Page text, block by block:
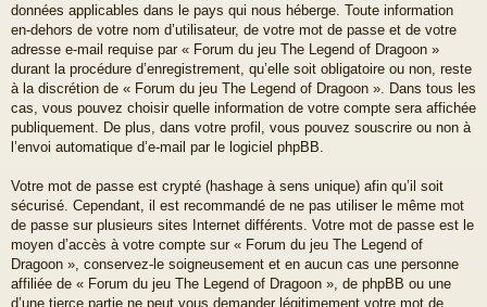
données applicables dans le pays qui nous héberge. Toute information
en-dehors de votre nom d’utilisateur, de votre mot de passe et de votre
adresse e-mail requise par « Forum du jeu The Legend of Dragoon »
durant la procédure d’enregistrement, qu’elle soit obligatoire ou non, reste
à la discrétion de « Forum du jeu The Legend of Dragoon ». Dans tous les
cas, vous pouvez choisir quelle information de votre compte sera affichée
publiquement. De plus, dans votre profil, vous pouvez souscrire ou non à
l’envoi automatique d’e-mail par le logiciel phpBB.
Votre mot de passe est crypté (hashage à sens unique) afin qu’il soit
sécurisé. Cependant, il est recommandé de ne pas utiliser le même mot
de passe sur plusieurs sites Internet différents. Votre mot de passe est le
moyen d’accès à votre compte sur « Forum du jeu The Legend of
Dragoon », conservez-le soigneusement et en aucun cas une personne
affiliée de « Forum du jeu The Legend of Dragoon », de phpBB ou une
d’une tierce partie ne peut vous demander légitimement votre mot de